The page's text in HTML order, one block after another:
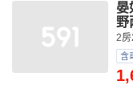
晏
野
2
含